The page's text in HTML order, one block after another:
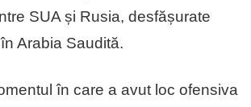
SUA și Rusia, desfășurate
Arabia Saudită.
în care a avut loc ofensiva